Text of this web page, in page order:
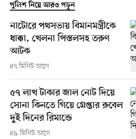
পুলিশ নিয়ে আরও পড়ুন
নাটোরে পথসভায় বিমানমন্ত্রীকে
ধাক্কা, খেলনা পিস্তলসহ তরুণ
আটক
৪৭ মিনিট আগে
৫৭ লাখ টাকার জাল নোট দিয়ে
সোনা কিনতে গিয়ে গ্রেপ্তার রুবেল
দুই দিনের রিমান্ডে
৪৯ মিনিট আগে